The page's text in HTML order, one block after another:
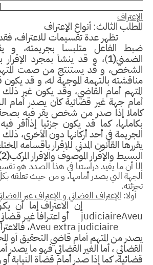
الأول :
الثالث:أنواع الإعتراف
تظهر عدة تقسيمات للاعتراف، فقد
الفاعل متلبسا بجريمته، و
(1 )، و قد ينشأ بمجرد الإقرار
و قد يستنتج من صمت المتهم
بالتهمة الموجهة له، و قد يكون
أمام القاضي، وقد يكون غير ذلك
جهة غير قضائية كأن يصدر أمام
إذا صدر من شخص يقر فيه بصحة
كما قد يكون جزئيا إذاأقر فيه
في أحد أركانها دون الأخرى، ذلك
القانون المدني للإقرار بأقسامه المختلفة
والإقرار الموصوف والإقرار المركب(2)
.
ن ما يفيد دراستنا في هذا الصدد هو تقسيم
التي يصدر أمامها، و من حيثتعلقه بكل
.
الإعتراف القضائي و الإعتراف غير القضائي
الاعتراف إما أن يكـون
judiciaireأو اعتـرافا غيـر قـضائي
Aveu extra judiciaire، فالاعتراف
من المتهم أمام قاضي التحقيق أو
، أما الغير القضائي فهو ما يصدر أمام
كما إذا صدر أمام قضاة النيابة أو